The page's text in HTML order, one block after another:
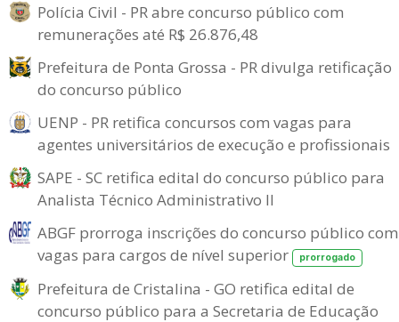
Polícia Civil - PR abre concurso público com
remunerações até R$ 26.876,48
Prefeitura de Ponta Grossa - PR divulga retificação
do concurso público
UENP - PR retifica concursos com vagas para
agentes universitários de execução e profissionais
SAPE - SC retifica edital do concurso público para
Analista Técnico Administrativo II
ABGF prorroga inscrições do concurso público com
vagas para cargos de nível superior
prorrogado
Prefeitura de Cristalina - GO retifica edital de
concurso público para a Secretaria de Educação